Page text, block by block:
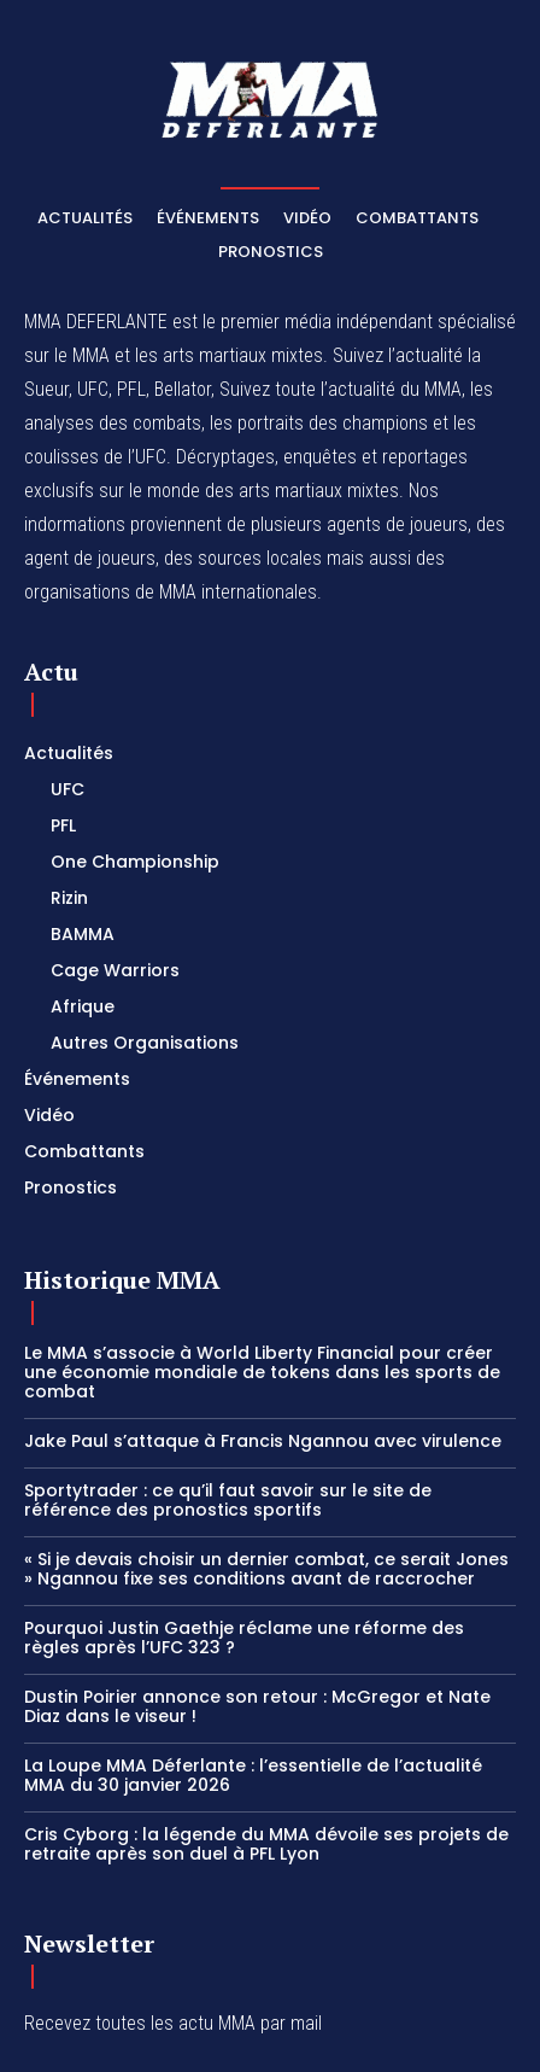
ACTUALITÉS ÉVÉNEMENTS VIDÉO
COMBATTANTS
PRONOSTICS
MMA DEFERLANTE est le premier média indépendant spécialisé
sur le MMA et les arts martiaux mixtes. Suivez l’actualité la
Sueur, UFC, PFL, Bellator, Suivez toute l’actualité du MMA, les
analyses des combats, les portraits des champions et les
coulisses de l’UFC. Décryptages, enquêtes et reportages
exclusifs sur le monde des arts martiaux mixtes. Nos
indormations proviennent de plusieurs agents de joueurs, des
agent de joueurs, des sources locales mais aussi des
organisations de MMA internationales.
Actu
Actualités
UFC
PFL
One Championship
Rizin
BAMMA
Cage Warriors
Afrique
Autres Organisations
Événements
Vidéo
Combattants
Pronostics
Historique MMA
Le MMA s’associe à World Liberty Financial pour créer
une économie mondiale de tokens dans les sports de
combat
Jake Paul s’attaque à Francis Ngannou avec virulence
Sportytrader : ce qu’il faut savoir sur le site de
référence des pronostics sportifs
« Si je devais choisir un dernier combat, ce serait Jones
» Ngannou fixe ses conditions avant de raccrocher
Pourquoi Justin Gaethje réclame une réforme des
règles après l’UFC 323 ?
Dustin Poirier annonce son retour : McGregor et Nate
Diaz dans le viseur !
La Loupe MMA Déferlante : l’essentielle de l’actualité
MMA du 30 janvier 2026
Cris Cyborg : la légende du MMA dévoile ses projets de
retraite après son duel à PFL Lyon
Newsletter
Recevez toutes les actu MMA par mail